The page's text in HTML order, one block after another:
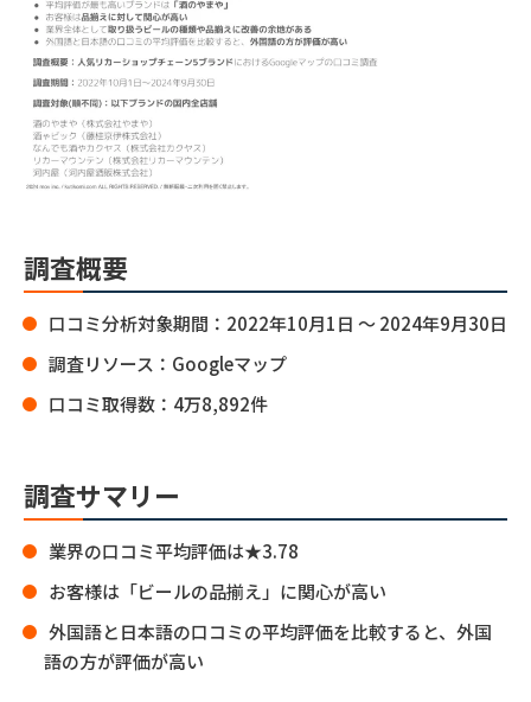
調査概要
口コミ分析対象期間：2022年10月1日 〜 2024年9月30日
調査リソース：Googleマップ
口コミ取得数：4万8,892件
調査サマリー
業界の口コミ平均評価は★3.78
お客様は「ビールの品揃え」に関心が高い
外国語と日本語の口コミの平均評価を比較すると、外国
語の方が評価が高い